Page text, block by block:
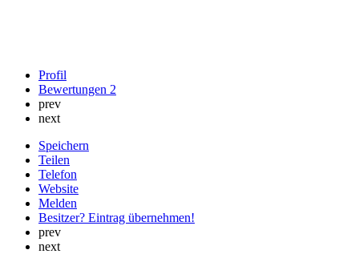
Profil
Bewertungen 2
prev
next
Speichern
Teilen
Telefon
Website
Melden
Besitzer? Eintrag übernehmen!
prev
next